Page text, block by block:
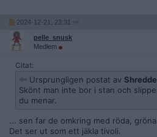
förvandlar från saktmodig och
Vad gör ni för att få bort dem? Jag
(inte idioterna) med en välriktad
det inte är uppvigling till brott)
tillfredsställelse, jag vet. Jag har
batteriladdad vinkelslip, men det är
man vill få bort otyget? Kan HA
2024-12-21, 23:31
pelle_snusk
Medlem
Citat:
Ursprungligen postat av
Skönt man inte bor i stan och
du menar.
... sen far de omkring med röda,
Det ser ut som ett jäkla tivoli.